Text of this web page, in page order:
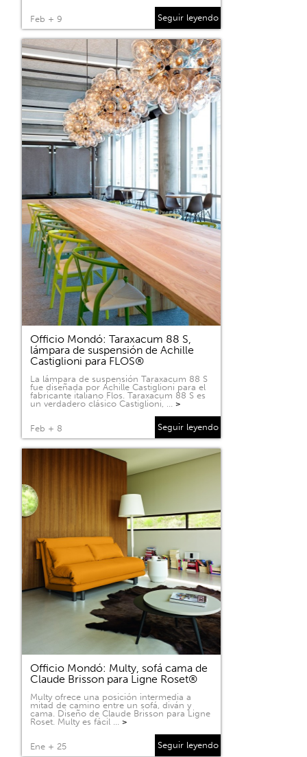
Feb + 9 Seguir leyendo
Officio Mondó: Taraxacum 88 S,
lámpara de suspensión de Achille
Castiglioni para FLOS®
La lámpara de suspensión Taraxacum 88 S
fue diseñada por Achille Castiglioni para el
fabricante italiano Flos. Taraxacum 88 S es
un verdadero clásico Castiglioni, … >
Feb + 8 Seguir leyendo
Officio Mondó: Multy, sofá cama de
Claude Brisson para Ligne Roset®
Multy ofrece una posición intermedia a
mitad de camino entre un sofá, diván y
cama. Diseño de Claude Brisson para Ligne
Roset. Multy es fácil … >
Ene + 25 Seguir leyendo